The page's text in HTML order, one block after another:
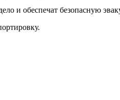
и обеспечат безопасную